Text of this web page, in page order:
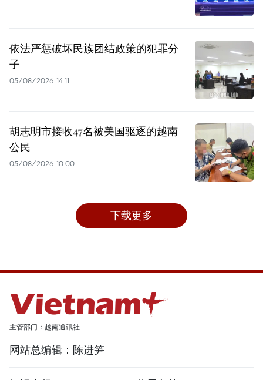
依法严惩破坏民族团结政策的犯罪分
子
05/08/2026 14:11
胡志明市接收47名被美国驱逐的越南
公民
05/08/2026 10:00
下载更多
主管部门：越南通讯社
网站总编辑：陈进笋